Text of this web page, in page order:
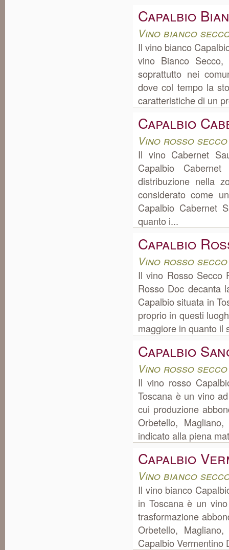
Capalbio
Vino bianco
Il vino bianco
vino Bianco
soprattutto nei
dove col tempo la
caratteristiche di un
Capalbio
Vino rosso
Il vino Cabernet
Capalbio
distribuzione nella
considerato come
Capalbio Cabernet
quanto i...
Capalbio
Vino rosso
Il vino Rosso Secco
Rosso Doc decanta
Capalbio situata in
proprio in questi
maggiore in quanto il
Capalbio
Vino rosso
Il vino rosso
Toscana è un vino
cui produzione
Orbetello,
indicato alla piena
Capalbio
Vino bianco
Il vino bianco
in Toscana è un
trasformazione
Orbetello,
Capalbio Vermentino